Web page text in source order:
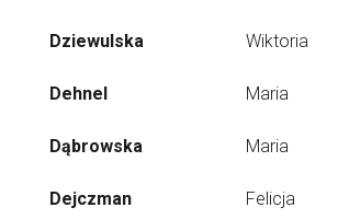
Dziewulska Wiktoria
Dehnel Maria
Dąbrowska Maria
Dejczman Felicja